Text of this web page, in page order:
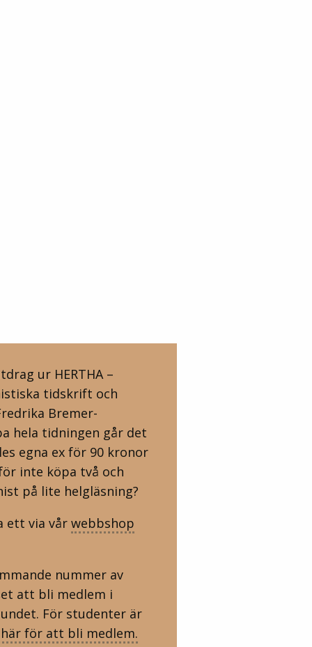
ur HERTHA –
tidskrift och
Bremer-
hela tidningen går det
egna ex för 90 kronor
inte köpa två och
på lite helgläsning?
ett via vår webbshop
nummer av
att bli medlem i
För studenter är
för att bli medlem.